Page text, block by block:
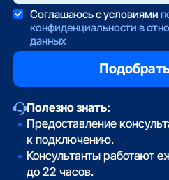
Соглашаюсь с условиями
конфиденциальности в
данных
Полезно знать:
Предоставление
к подключению.
Консультанты работают
до 22 часов.